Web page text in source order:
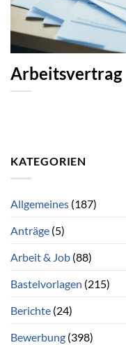
Arbeitsvertrag
KATEGORIEN
Allgemeines (187)
Anträge (5)
Arbeit & Job (88)
Bastelvorlagen (215)
Berichte (24)
Bewerbung (398)